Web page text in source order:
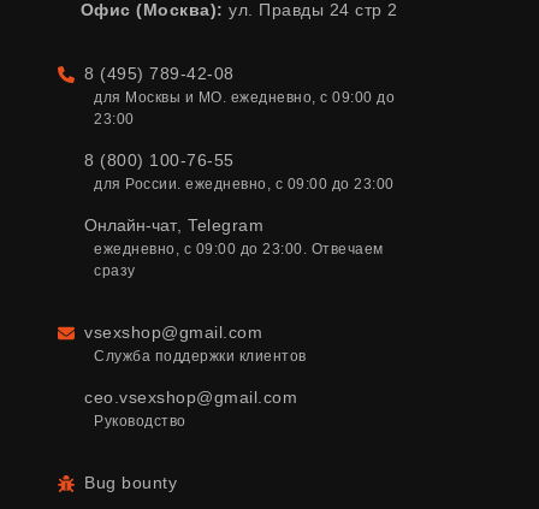
Офис (Москва): ул. Правды 24 стр 2
Телефон
8 (495) 789-42-08
для Москвы и МО. ежедневно, с 09:00 до
23:00
8 (800) 100-76-55
для России. ежедневно, с 09:00 до 23:00
Онлайн-чат,Telegram
ежедневно, с 09:00 до 23:00. Отвечаем
сразу
Email
vsexshop@gmail.com
Служба поддержки клиентов
ceo.vsexshop@gmail.com
Руководство
Bug bounty